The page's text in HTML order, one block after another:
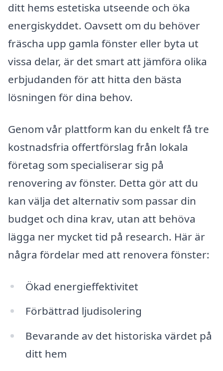
ditt hems estetiska utseende och öka
energiskyddet. Oavsett om du behöver
fräscha upp gamla fönster eller byta ut
vissa delar, är det smart att jämföra olika
erbjudanden för att hitta den bästa
lösningen för dina behov.
Genom vår plattform kan du enkelt få tre
kostnadsfria offertförslag från lokala
företag som specialiserar sig på
renovering av fönster. Detta gör att du
kan välja det alternativ som passar din
budget och dina krav, utan att behöva
lägga ner mycket tid på research. Här är
några fördelar med att renovera fönster:
Ökad energieffektivitet
Förbättrad ljudisolering
Bevarande av det historiska värdet på
ditt hem